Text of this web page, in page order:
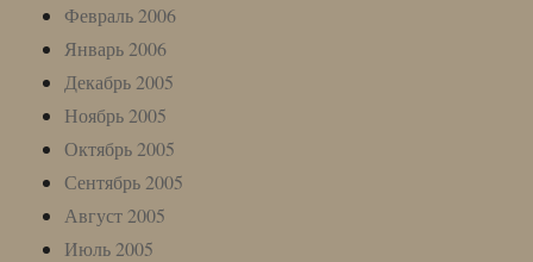
Февраль 2006
Январь 2006
Декабрь 2005
Ноябрь 2005
Октябрь 2005
Сентябрь 2005
Август 2005
Июль 2005